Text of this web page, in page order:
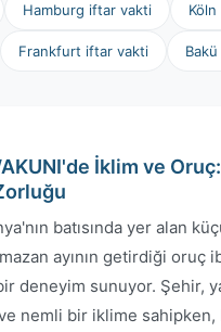
Hamburg iftar vakti
Frankfurt iftar vakti
İklim ve Oruç:
batısında yer alan
ayının getirdiği oruç
deneyim sunuyor. Şehir,
nemli bir iklime sahipken,